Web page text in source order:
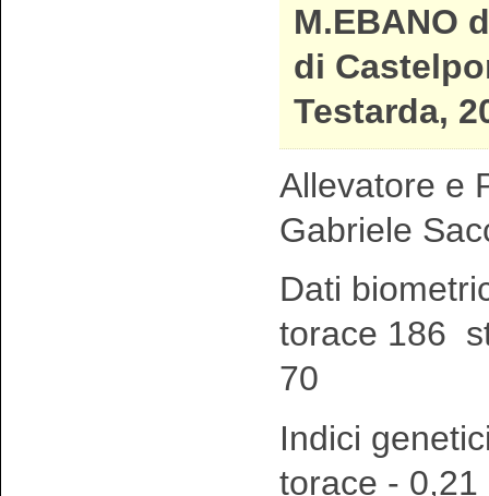
M.EBANO
di
Testarda,
Allevatore e
Gabriele
Dati
torace 186
70
Indici
torace -